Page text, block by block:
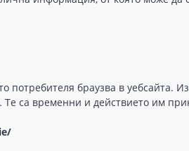
потребителя браузва в уебсайта.
са временни и действието им